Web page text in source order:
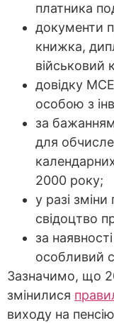
платника
документи
книжка,
військовий
довідку
особою з
за
для
2000 року;
у разі
свідоцтво
за
особливий
Зазначимо, що
змінилися
виходу на